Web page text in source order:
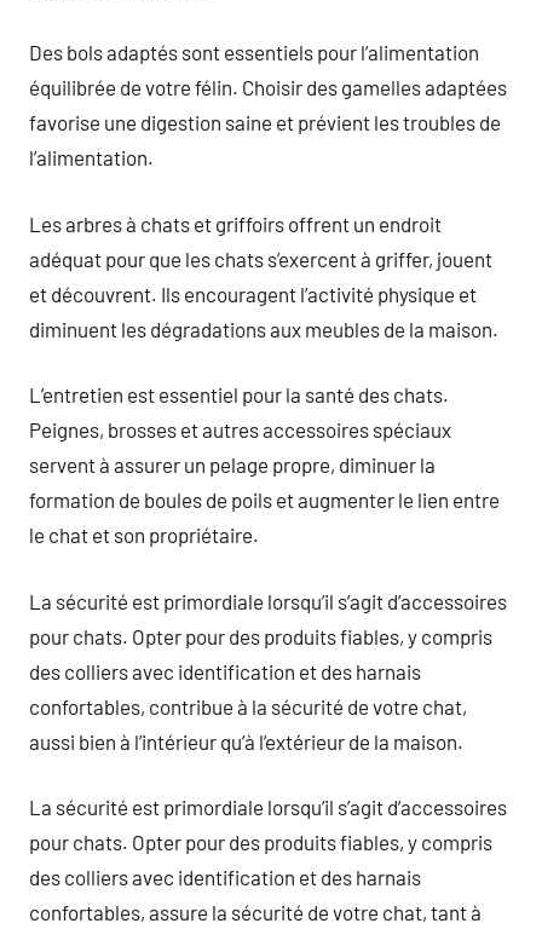
Des bols adaptés sont essentiels pour l’alimentation
équilibrée de votre félin. Choisir des gamelles adaptées
favorise une digestion saine et prévient les troubles de
l’alimentation.
Les arbres à chats et griffoirs offrent un endroit
adéquat pour que les chats s’exercent à griffer, jouent
et découvrent. Ils encouragent l’activité physique et
diminuent les dégradations aux meubles de la maison.
L’entretien est essentiel pour la santé des chats.
Peignes, brosses et autres accessoires spéciaux
servent à assurer un pelage propre, diminuer la
formation de boules de poils et augmenter le lien entre
le chat et son propriétaire.
La sécurité est primordiale lorsqu’il s’agit d’accessoires
pour chats. Opter pour des produits fiables, y compris
des colliers avec identification et des harnais
confortables, contribue à la sécurité de votre chat,
aussi bien à l’intérieur qu’à l’extérieur de la maison.
La sécurité est primordiale lorsqu’il s’agit d’accessoires
pour chats. Opter pour des produits fiables, y compris
des colliers avec identification et des harnais
confortables, assure la sécurité de votre chat, tant à